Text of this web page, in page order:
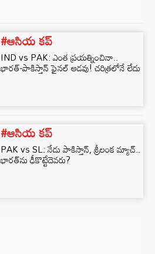
#ఆసియ కప్
IND vs PAK: ఎంత ప్రయత్నించినా..
భారత్-పాకిస్తాన్‌ ఫైనల్‌ ఆడవు! చరిత్రలోనే లేదు
#ఆసియ కప్
PAK vs SL: నేడు పాకిస్తాన్, శ్రీలంక మ్యాచ్..
భారత్‌ను ఢీకొట్టేదెవరు?